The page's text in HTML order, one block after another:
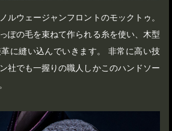
ルウェージャンフロントのモックトゥ。
ぽの毛を束ねて作られる糸を使い、木型
に縫い込んでいきます。 非常に高い技
社でも一握りの職人しかこのハンドソー